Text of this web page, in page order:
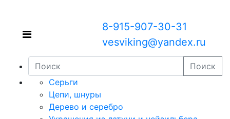
8-915-907-30-31
vesviking@yandex.ru
Поиск
Серьги
Цепи, шнуры
Дерево и серебро